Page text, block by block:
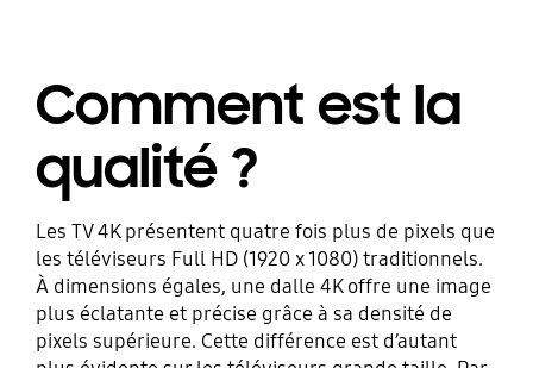
Comment est la
qualité ?
Les TV 4K présentent quatre fois plus de pixels que
les téléviseurs Full HD (1920 x 1080) traditionnels.
À dimensions égales, une dalle 4K offre une image
plus éclatante et précise grâce à sa densité de
pixels supérieure. Cette différence est d’autant